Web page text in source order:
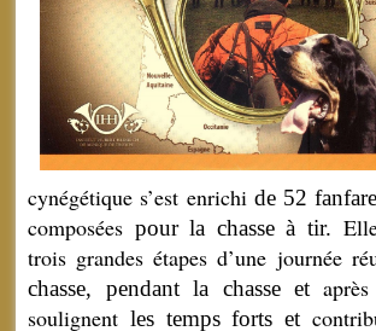
cynégétique s’est enrichide 52
composées pour la chasse à tir.
trois grandes étapes d’une journée
chasse, pendant la chasse etaprès
soulignent les temps forts et